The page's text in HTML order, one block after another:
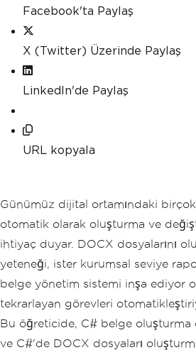
Facebook'ta Paylaş
X (Twitter) Üzerinde Paylaş
LinkedIn'de Paylaş
URL kopyala
Günümüz dijital ortamındaki
otomatik olarak oluşturma ve
ihtiyaç duyar. DOCX dosyalarını
yeteneği, ister kurumsal seviye
belge yönetim sistemi inşa ediyor
tekrarlayan görevleri
Bu öğreticide, C# belge oluşturma
ve C#'de DOCX dosyaları